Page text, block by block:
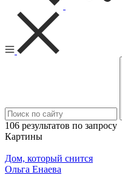
106 результатов по запросу
Картины
Дом, который снится
Ольга Енаева